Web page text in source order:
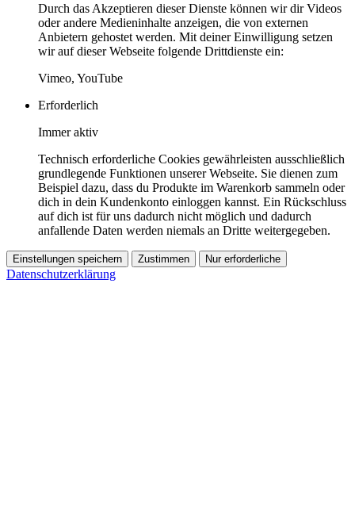
Durch das Akzeptieren dieser Dienste können wir dir Videos
oder andere Medieninhalte anzeigen, die von externen
Anbietern gehostet werden. Mit deiner Einwilligung setzen
wir auf dieser Webseite folgende Drittdienste ein:
Vimeo, YouTube
Erforderlich
Immer aktiv
Technisch erforderliche Cookies gewährleisten ausschließlich
grundlegende Funktionen unserer Webseite. Sie dienen zum
Beispiel dazu, dass du Produkte im Warenkorb sammeln oder
dich in dein Kundenkonto einloggen kannst. Ein Rückschluss
auf dich ist für uns dadurch nicht möglich und dadurch
anfallende Daten werden niemals an Dritte weitergegeben.
Einstellungen speichern Zustimmen Nur erforderliche
Datenschutzerklärung